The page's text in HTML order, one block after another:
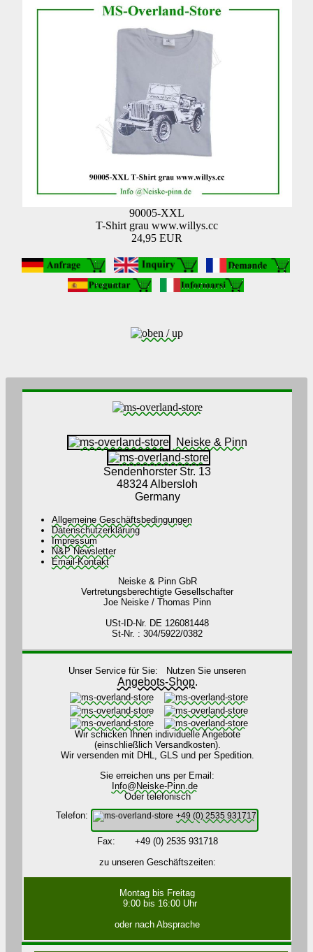
90005-XXL
T-Shirt grau www.willys.cc
24,95 EUR
Neiske & Pinn
Sendenhorster Str. 13
48324 Albersloh
Germany
Allgemeine Geschäftsbedingungen
Datenschutzerklärung
Impressum
N&P Newsletter
Email-Kontakt
Neiske & Pinn GbR
Vertretungsberechtigte Gesellschafter
Joe Neiske / Thomas Pinn
USt-ID-Nr. DE 126081448
St-Nr. : 304/5922/0382
Unser Service für Sie: Nutzen Sie unseren
Angebots-Shop.
Wir schicken Ihnen individuelle Angebote
(einschließlich Versandkosten).
Wir versenden mit DHL, GLS und per Spedition.
Sie erreichen uns per Email:
Info@Neiske-Pinn.de
Oder telefonisch
Telefon:
+49 (0) 2535 931717
Fax: +49 (0) 2535 931718
zu unseren Geschäftszeiten:
Montag bis Freitag
9:00 bis 16:00 Uhr
oder nach Absprache